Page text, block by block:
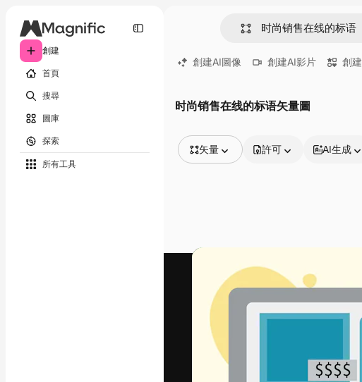
創建
首頁
搜尋
圖庫
探索
所有工具
創建AI圖像 創建AI影片 創
时尚销售在线的标语矢量圖
矢量
視頻
影片範本
3D模型
許可 AI生成
引導你創作出最佳作品的
100萬訂閱者，涵蓋創意